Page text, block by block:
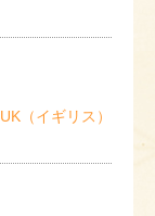
UK（イギリス）